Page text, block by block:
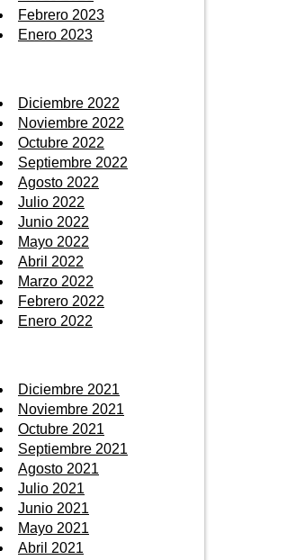
Febrero 2023
Enero 2023
Diciembre 2022
Noviembre 2022
Octubre 2022
Septiembre 2022
Agosto 2022
Julio 2022
Junio 2022
Mayo 2022
Abril 2022
Marzo 2022
Febrero 2022
Enero 2022
Diciembre 2021
Noviembre 2021
Octubre 2021
Septiembre 2021
Agosto 2021
Julio 2021
Junio 2021
Mayo 2021
Abril 2021